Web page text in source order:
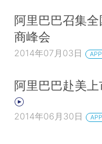
阿里巴巴召集
商峰会
2014年07月03日
阿里巴巴赴美上
2014年06月30日